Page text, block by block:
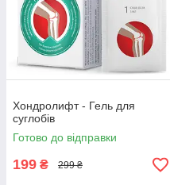
Хондролифт - Гель для
суглобів
Готово до відправки
199 ₴ 299 ₴